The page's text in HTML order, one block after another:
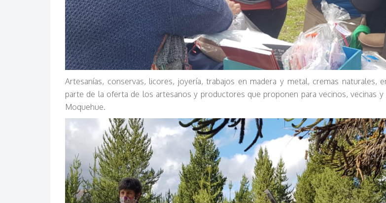
Artesanías, conservas, licores, joyería, trabajos en madera y metal, cremas naturales,
parte de la oferta de los artesanos y productores que proponen para vecinos, vecinas
Moquehue.